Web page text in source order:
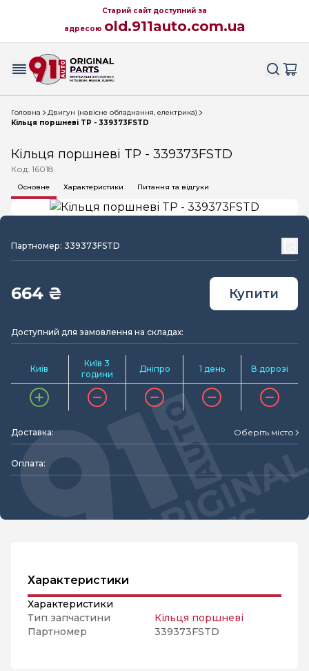
Старий сайт доступний за
адресою old.911auto.com.ua
Головна
Двигун (навісне обладнання, електрика)
Кільця поршневі TP - 339373FSTD
Кільця поршневі TP - 339373FSTD
Код: 16018
Основне Характеристики Питання та відгуки
Партномер: 339373FSTD
664 ₴ Купити
Доступний для замовлення на складах:
Київ
Київ 3
години
Дніпро 1 день В дорозі
Доставка: Оберіть місто
Оплата:
Характеристики
Характеристики
Тип запчастини
Кільця поршневі
Партномер
339373FSTD